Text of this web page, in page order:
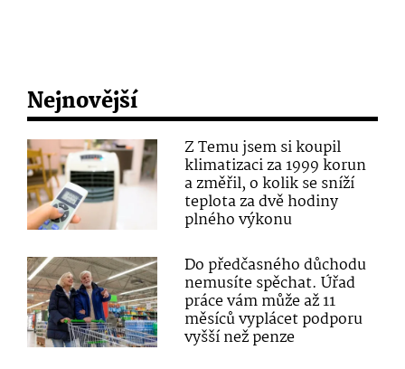
Nejnovější
Z Temu jsem si koupil
klimatizaci za 1999 korun
a změřil, o kolik se sníží
teplota za dvě hodiny
plného výkonu
Do předčasného důchodu
nemusíte spěchat. Úřad
práce vám může až 11
měsíců vyplácet podporu
vyšší než penze